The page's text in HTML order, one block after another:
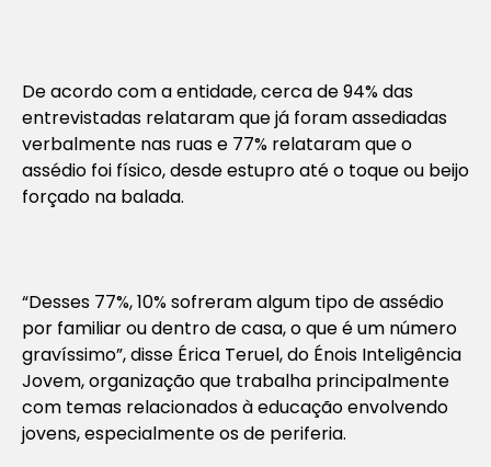
De acordo com a entidade, cerca de 94% das
entrevistadas relataram que já foram assediadas
verbalmente nas ruas e 77% relataram que o
assédio foi físico, desde estupro até o toque ou beijo
forçado na balada.
“Desses 77%, 10% sofreram algum tipo de assédio
por familiar ou dentro de casa, o que é um número
gravíssimo”, disse Érica Teruel, do Énois Inteligência
Jovem, organização que trabalha principalmente
com temas relacionados à educação envolvendo
jovens, especialmente os de periferia.